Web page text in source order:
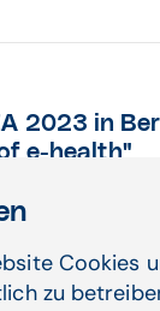
2023 in
e-health"
soweit –
in der
Das ...Cookies
zu